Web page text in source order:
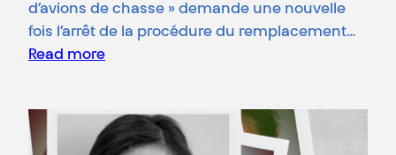
d’avions de chasse » demande une nouvelle
fois l’arrêt de la procédure du remplacement…
Read more